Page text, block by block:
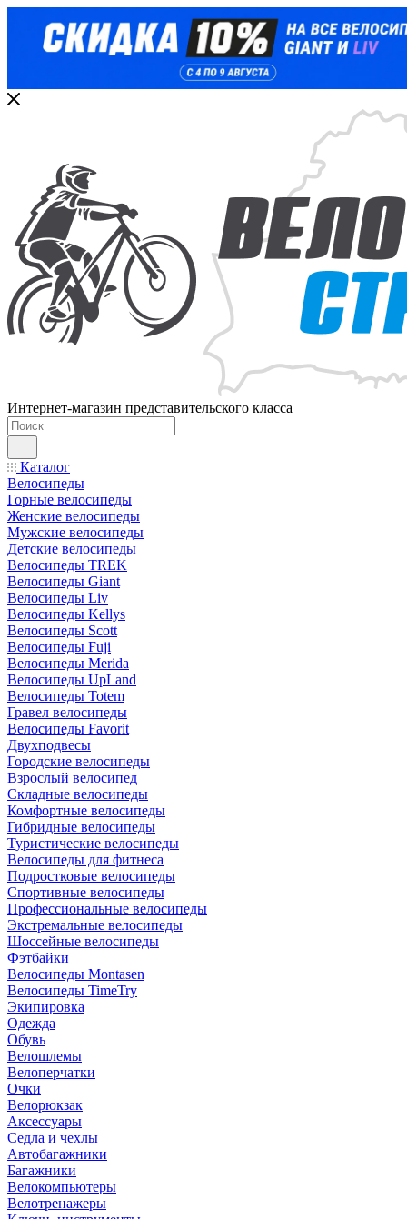
Интернет-магазин представительского класса
Каталог
Велосипеды
Горные велосипеды
Женские велосипеды
Мужские велосипеды
Детские велосипеды
Велосипеды TREK
Велосипеды Giant
Велосипеды Liv
Велосипеды Kellys
Велосипеды Scott
Велосипеды Fuji
Велосипеды Merida
Велосипеды UpLand
Велосипеды Totem
Гравел велосипеды
Велосипеды Favorit
Двухподвесы
Городские велосипеды
Взрослый велосипед
Складные велосипеды
Комфортные велосипеды
Гибридные велосипеды
Туристические велосипеды
Велосипеды для фитнеса
Подростковые велосипеды
Спортивные велосипеды
Профессиональные велосипеды
Экстремальные велосипеды
Шоссейные велосипеды
Фэтбайки
Велосипеды Montasen
Велосипеды TimeTry
Экипировка
Одежда
Обувь
Велошлемы
Велоперчатки
Очки
Велорюкзак
Аксессуары
Седла и чехлы
Автобагажники
Багажники
Велокомпьютеры
Велотренажеры